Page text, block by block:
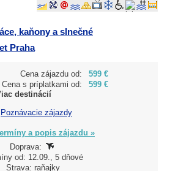
kaňony a slnečné
Praha
Cena zájazdu od:
599 €
Cena s príplatkami od:
599 €
destinácií
Poznávacie zájazdy
a popis zájazdu »
Doprava:
od: 12.09., 5 dňové
Strava: raňajky